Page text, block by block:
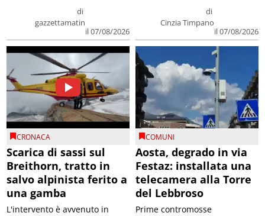
di
gazzettamatin
il 07/08/2026
di
Cinzia Timpano
il 07/08/2026
CRONACA
Scarica di sassi sul
Breithorn, tratto in
salvo alpinista ferito a
una gamba
L'intervento è avvenuto in
COMUNI
Aosta, degrado in via
Festaz: installata una
telecamera alla Torre
del Lebbroso
Prime contromosse